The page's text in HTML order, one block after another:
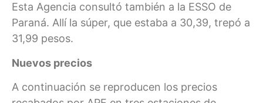
Esta Agencia consultó también a la ESSO de
Paraná. Allí la súper, que estaba a 30,39, trepó a
31,99 pesos.
Nuevos precios
A continuación se reproducen los precios